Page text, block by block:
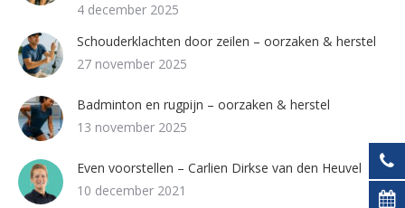
4 december 2025
Schouderklachten door zeilen – oorzaken & herstel
27 november 2025
Badminton en rugpijn – oorzaken & herstel
13 november 2025
Even voorstellen – Carlien Dirkse van den Heuvel
10 december 2021